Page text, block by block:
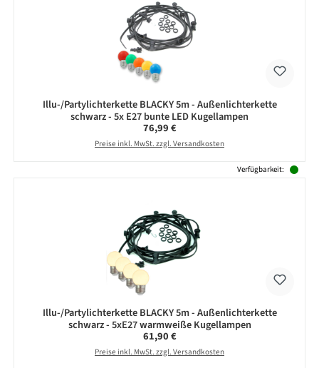
Illu-/Partylichterkette BLACKY 5m - Außenlichterkette
schwarz - 5x E27 bunte LED Kugellampen
Regulärer Preis:
76,99 €
Preise inkl. MwSt. zzgl. Versandkosten
Verfügbarkeit:
Illu-/Partylichterkette BLACKY 5m - Außenlichterkette
schwarz - 5xE27 warmweiße Kugellampen
Regulärer Preis:
61,90 €
Preise inkl. MwSt. zzgl. Versandkosten